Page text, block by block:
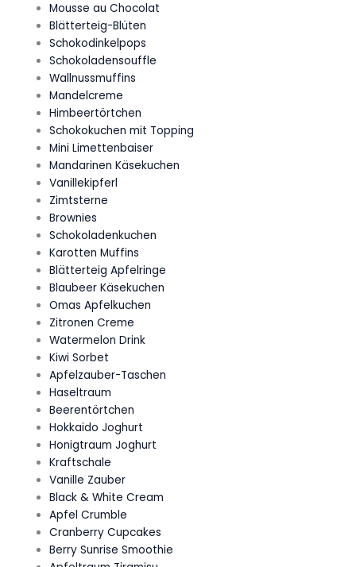
Mousse au Chocolat
Blätterteig-Blüten
Schokodinkelpops
Schokoladensouffle
Wallnussmuffins
Mandelcreme
Himbeertörtchen
Schokokuchen mit Topping
Mini Limettenbaiser
Mandarinen Käsekuchen
Vanillekipferl
Zimtsterne
Brownies
Schokoladenkuchen
Karotten Muffins
Blätterteig Apfelringe
Blaubeer Käsekuchen
Omas Apfelkuchen
Zitronen Creme
Watermelon Drink
Kiwi Sorbet
Apfelzauber-Taschen
Haseltraum
Beerentörtchen
Hokkaido Joghurt
Honigtraum Joghurt
Kraftschale
Vanille Zauber
Black & White Cream
Apfel Crumble
Cranberry Cupcakes
Berry Sunrise Smoothie